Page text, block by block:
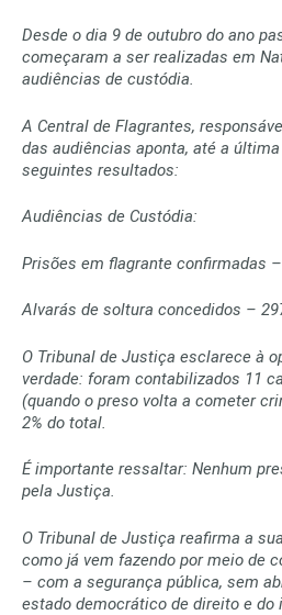
Desde o dia 9 de outubro do ano
começaram a ser realizadas em
audiências de custódia.
A Central de Flagrantes,
das audiências aponta, até a
seguintes resultados:
Audiências de Custódia:
Prisões em flagrante confirmadas –
Alvarás de soltura concedidos –
O Tribunal de Justiça esclarece à
verdade: foram contabilizados 11
(quando o preso volta a cometer
2% do total.
É importante ressaltar: Nenhum
pela Justiça.
O Tribunal de Justiça reafirma a
como já vem fazendo por meio de
– com a segurança pública, sem
estado democrático de direito e do